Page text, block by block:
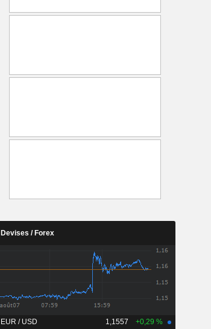
Devises / Forex
EUR / USD 1,1557 +0,29 %